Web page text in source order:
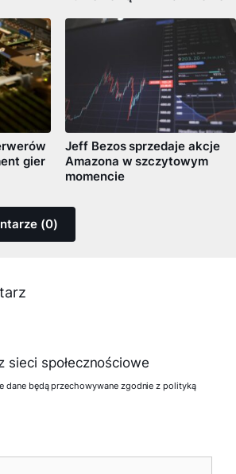
gier
Jeff Bezos sprzedaje akcje
Amazona w szczytowym
momencie
(0)
sieci społecznościowe
dane będą przechowywane zgodnie z polityką